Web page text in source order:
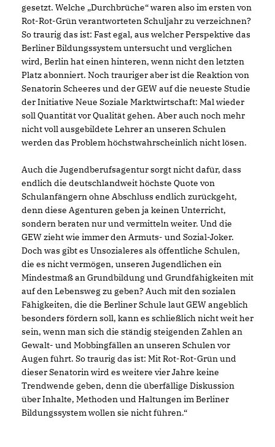
gesetzt. Welche „Durchbrüche“ waren also im ersten von
Rot-Rot-Grün verantworteten Schuljahr zu verzeichnen?
So traurig das ist: Fast egal, aus welcher Perspektive das
Berliner Bildungssystem untersucht und verglichen
wird, Berlin hat einen hinteren, wenn nicht den letzten
Platz abonniert. Noch trauriger aber ist die Reaktion von
Senatorin Scheeres und der GEW auf die neueste Studie
der Initiative Neue Soziale Marktwirtschaft: Mal wieder
soll Quantität vor Qualität gehen. Aber auch noch mehr
nicht voll ausgebildete Lehrer an unseren Schulen
werden das Problem höchstwahrscheinlich nicht lösen.
Auch die Jugendberufsagentur sorgt nicht dafür, dass
endlich die deutschlandweit höchste Quote von
Schulanfängern ohne Abschluss endlich zurückgeht,
denn diese Agenturen geben ja keinen Unterricht,
sondern beraten nur und vermitteln weiter. Und die
GEW zieht wie immer den Armuts- und Sozial-Joker.
Doch was gibt es Unsozialeres als öffentliche Schulen,
die es nicht vermögen, unseren Jugendlichen ein
Mindestmaß an Grundbildung und Grundfähigkeiten mit
auf den Lebensweg zu geben? Auch mit den sozialen
Fähigkeiten, die die Berliner Schule laut GEW angeblich
besonders fördern soll, kann es schließlich nicht weit her
sein, wenn man sich die ständig steigenden Zahlen an
Gewalt- und Mobbingfällen an unseren Schulen vor
Augen führt. So traurig das ist: Mit Rot-Rot-Grün und
dieser Senatorin wird es weitere vier Jahre keine
Trendwende geben, denn die überfällige Diskussion
über Inhalte, Methoden und Haltungen im Berliner
Bildungssystem wollen sie nicht führen.“